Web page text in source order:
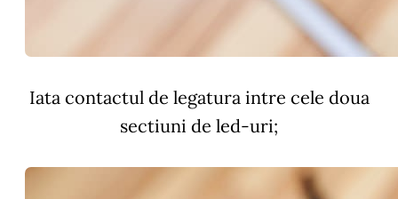
Iata contactul de legatura intre cele doua
sectiuni de led-uri;